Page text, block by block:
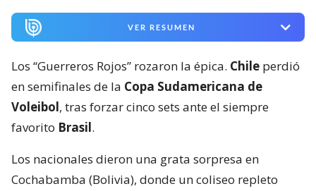
VER RESUMEN
Los “Guerreros Rojos” rozaron la épica. Chile perdió
en semifinales de la Copa Sudamericana de
Voleibol, tras forzar cinco sets ante el siempre
favorito Brasil.
Los nacionales dieron una grata sorpresa en
Cochabamba (Bolivia), donde un coliseo repleto